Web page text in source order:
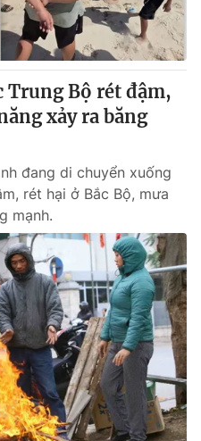
Trung Bộ rét đậm,
xảy ra băng
đang di chuyển xuống
rét hại ở Bắc Bộ, mưa
mạnh.